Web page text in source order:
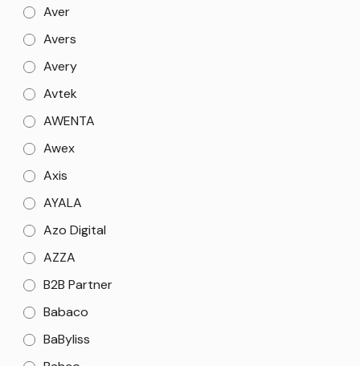
Aver
Avers
Avery
Avtek
AWENTA
Awex
Axis
AYALA
Azo Digital
AZZA
B2B Partner
Babaco
BaByliss